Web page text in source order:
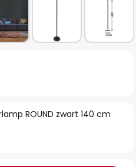
ROUND zwart 140 cm